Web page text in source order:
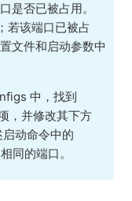
targets #
是否已被占用。
若该端口已被占
文件和启动参数中
中，找到
，并修改其下方
动命令中的
同的端口。